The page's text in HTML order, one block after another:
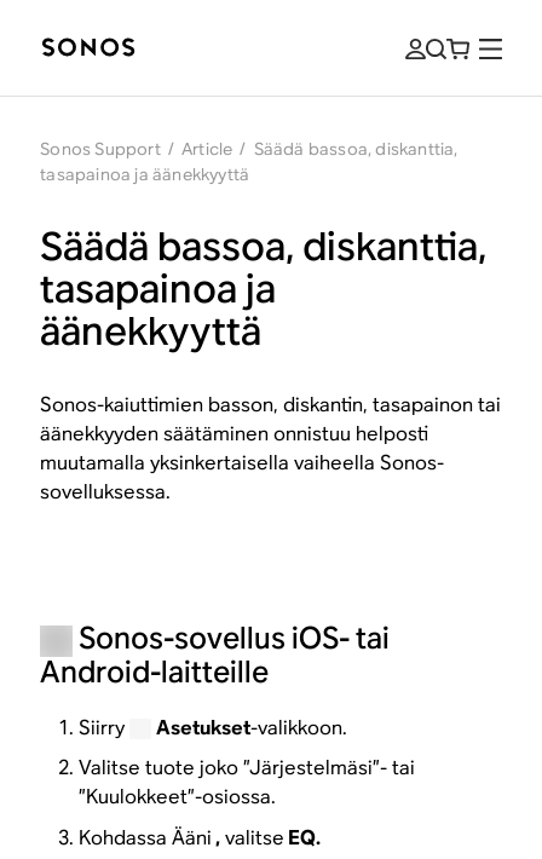
Sonos Support / Article / Säädä bassoa, diskanttia,
tasapainoa ja äänekkyyttä
Säädä bassoa, diskanttia,
tasapainoa ja
äänekkyyttä
Sonos-kaiuttimien basson, diskantin, tasapainon tai
äänekkyyden säätäminen onnistuu helposti
muutamalla yksinkertaisella vaiheella Sonos-
sovelluksessa.
Sonos-sovellus iOS- tai
Android-laitteille
Siirry Asetukset-valikkoon.
Valitse tuote joko ”Järjestelmäsi”- tai
”Kuulokkeet”-osiossa.
Kohdassa Ääni,valitse EQ.